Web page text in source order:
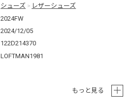
シューズ > レザーシューズ
2024FW
2024/12/05
122D214370
LOFTMAN1981
もっと見る